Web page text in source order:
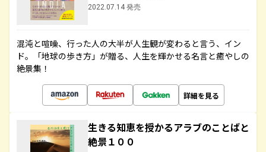
2022.07.14 発売
混沌と喧噪、行った人の大半が人生観が変わると言う、イン
ド。「地球の歩き方」が贈る、人生を輝かせる名言と癒やしの
絶景集！
詳細を見る
生きる知恵を授かるアラブのことばと
絶景１００